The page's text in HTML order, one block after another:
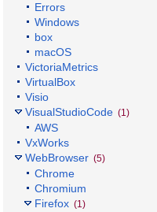
Errors
Windows
box
macOS
VictoriaMetrics
VirtualBox
Visio
VisualStudioCode (1)
AWS
VxWorks
WebBrowser (5)
Chrome
Chromium
Firefox (1)